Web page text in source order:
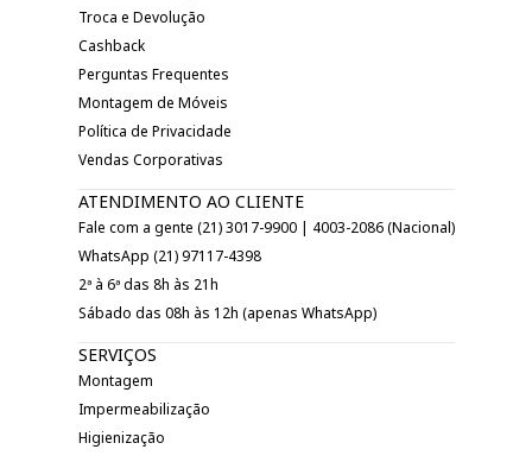
Troca e Devolução
Cashback
Perguntas Frequentes
Montagem de Móveis
Política de Privacidade
Vendas Corporativas
ATENDIMENTO AO CLIENTE
Fale com a gente (21) 3017-9900 | 4003-2086 (Nacional)
WhatsApp (21) 97117-4398
2ª à 6ª das 8h às 21h
Sábado das 08h às 12h (apenas WhatsApp)
SERVIÇOS
Montagem
Impermeabilização
Higienização